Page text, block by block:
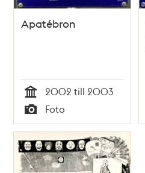
Apatébron
Tid
2002 till 2003
Typ
Foto